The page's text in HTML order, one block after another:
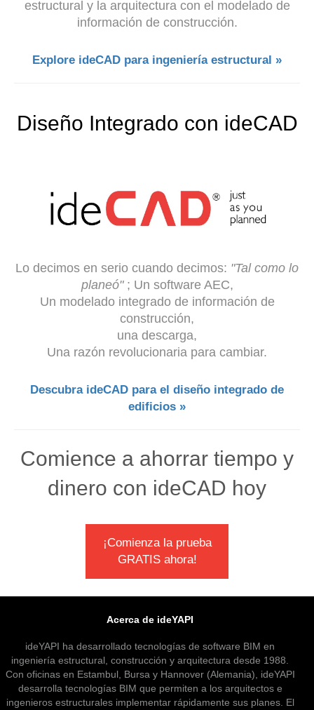
estructural y la arquitectura con el modelado de
información de construcción.
Explore ideCAD para ingeniería estructural »
Diseño Integrado con ideCAD
Lo decimos en serio cuando decimos: "Tal como lo
planeó"; Un software AEC,
Un modelado integrado de información de
construcción,
una descarga,
Una razón revolucionaria para cambiar.
Descubra ideCAD para el diseño integrado de
edificios »
Comience a ahorrar tiempo y
dinero con ideCAD hoy
¡Comienza la prueba
GRATIS ahora!
Acerca de ideYAPI
ideYAPI ha desarrollado tecnologías de software BIM en
ingeniería estructural, construcción y arquitectura desde 1988.
Con oficinas en Estambul, Bursa y Hannover (Alemania), ideYAPI
desarrolla tecnologías BIM que permiten a los arquitectos e
ingenieros estructurales implementar rápidamente sus planes. El